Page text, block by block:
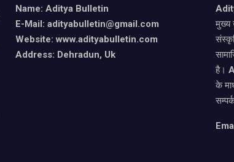
Name: Aditya Bulletin
E-Mail: adityabulletin@gmail.com
Website: www.adityabulletin.com
Address: Dehradun, Uk
मुख्य
है।
के